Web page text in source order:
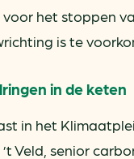
voor het stoppen
is te
in de keten
in het
’t Veld, senior